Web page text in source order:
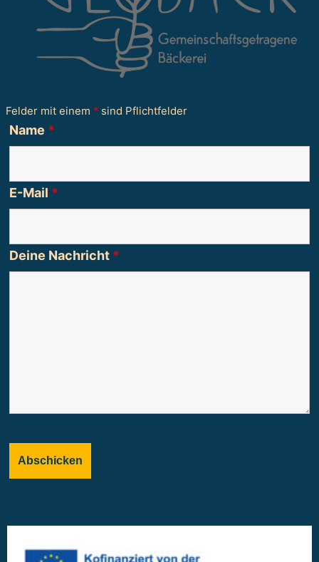
Felder mit einem * sind Pflichtfelder
Name *
E-Mail *
Deine Nachricht *